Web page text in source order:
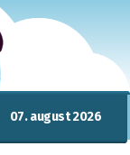
07. august 2026